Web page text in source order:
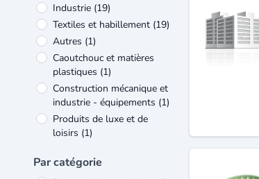
Industrie (19)
Textiles et habillement (19)
Autres (1)
Caoutchouc et matières
plastiques (1)
Construction mécanique et
industrie - équipements (1)
Produits de luxe et de
loisirs (1)
Par catégorie